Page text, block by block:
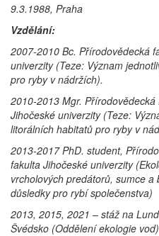
9.3.1988, Praha
Vzdělání:
2007-2010 Bc. Přírodovědecká
univerzity (Teze: Význam
pro ryby v nádržích).
2010-2013 Mgr. Přírodovědecká
Jihočeské univerzity (Teze:
litorálních habitatů pro ryby v
2013-2017 PhD. student,
fakulta Jihočeské univerzity
vrcholových predátorů, sumce a
důsledky pro rybí společenstva)
2013, 2015, 2021 – stáž na
Švédsko (Oddělení ekologie vod)